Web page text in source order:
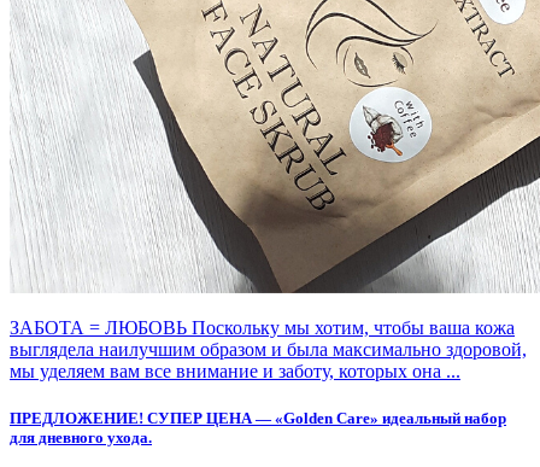
ЗАБОТА = ЛЮБОВЬ Поскольку мы хотим, чтобы ваша кожа
выглядела наилучшим образом и была максимально здоровой,
мы уделяем вам все внимание и заботу, которых она ...
ПРЕДЛОЖЕНИЕ! СУПЕР ЦЕНА — «Golden Care» идеальный набор
для дневного ухода.